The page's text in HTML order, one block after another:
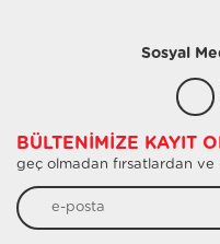
Sosyal
BÜLTENIMIZE KAYIT
geç olmadan fırsatlardan ve